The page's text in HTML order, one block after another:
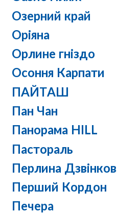
Озерний край
Оріяна
Орлине гніздо
Осоння Карпати
ПАЙТАШ
Пан Чан
Панорама HILL
Пастораль
Перлина
Перший Кордон
Печера